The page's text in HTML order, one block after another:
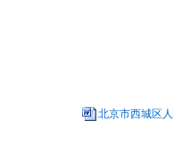
北京市西城区